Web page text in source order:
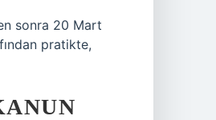
sonra 20 Mart
pratikte,